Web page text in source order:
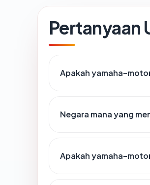
Pertanyaan
Apakah yamaha-
Negara mana yang
Apakah yamaha-